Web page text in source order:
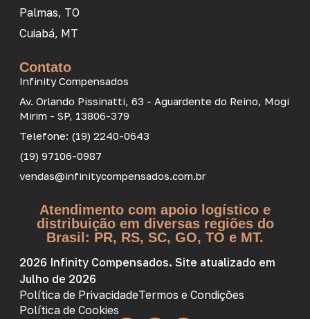
Palmas, TO
Cuiabá, MT
Contato
Infinity Compensados
Av. Orlando Pissinatti, 63 - Aguardente do Reino, Mogi
Mirim - SP, 13806-379
Telefone: (19) 2240-0643
(19) 97106-0987
vendas@infinitycompensados.com.br
Atendimento com apoio logístico e
distribuição em diversas regiões do
Brasil: PR, RS, SC, GO, TO e MT.
2026 Infinity Compensados. Site atualizado em
Julho de 2026
Política de PrivacidadeTermos e Condições
Política de Cookies